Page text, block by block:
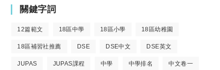
關鍵字詞
12篇範文 18區中學 18區小學 18區幼稚園
18區補習社推薦 DSE DSE中文 DSE英文
JUPAS JUPAS課程 中學 中學排名 中文卷一